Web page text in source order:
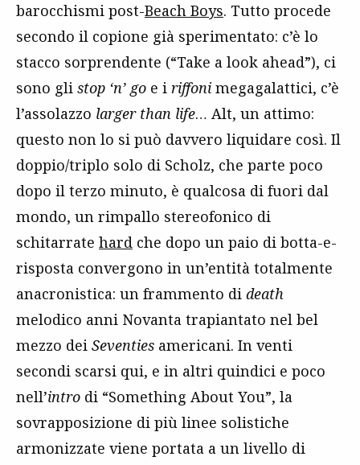
barocchismi post-Beach Boys. Tutto procede
secondo il copione già sperimentato: c’è lo
stacco sorprendente (“Take a look ahead”), ci
sono gli stop ‘n’ go e i riffoni megagalattici, c’è
l’assolazzo larger than life… Alt, un attimo:
questo non lo si può davvero liquidare così. Il
doppio/triplo solo di Scholz, che parte poco
dopo il terzo minuto, è qualcosa di fuori dal
mondo, un rimpallo stereofonico di
schitarrate hard che dopo un paio di botta-e-
risposta convergono in un’entità totalmente
anacronistica: un frammento di death
melodico anni Novanta trapiantato nel bel
mezzo dei Seventies americani. In venti
secondi scarsi qui, e in altri quindici e poco
nell’intro di “Something About You”, la
sovrapposizione di più linee solistiche
armonizzate viene portata a un livello di